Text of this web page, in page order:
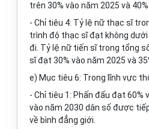
trên 30% vào năm 2025 và
- Chỉ tiêu 4: Tỷ lệ nữ thạc sĩ
trình độ thạc sĩ đạt không
đi. Tỷ lệ nữ tiến sĩ trong tổng
sĩ đạt 30% vào năm 2025 và
e) Mục tiêu 6: Trong lĩnh vực
- Chỉ tiêu 1: Phấn đấu đạt 60%
vào năm 2030 dân số được
về bình đẳng giới.